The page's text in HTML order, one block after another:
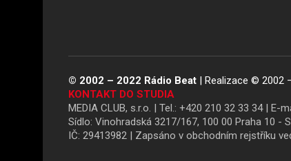
© 2002 – 2022 Rádio Beat | Realizace © 2002
KONTAKT DO STUDIA
MEDIA CLUB, s.r.o. | Tel.: +420 210 32 33 34| E-
Sídlo: Vinohradská 3217/167, 100 00 Praha 10 -
IČ: 29413982 | Zapsáno v obchodním rejstříku